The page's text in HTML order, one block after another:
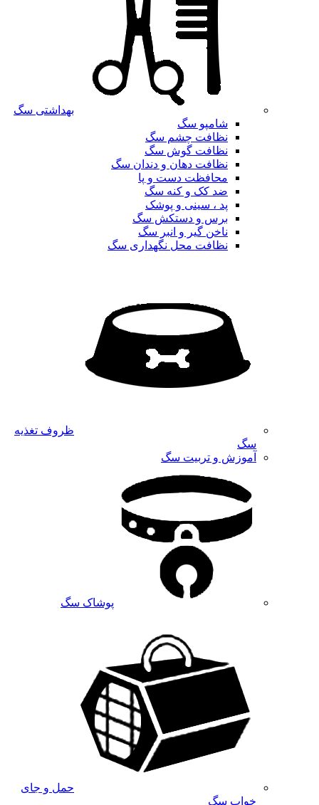
بهداشتی سگ
شامپو سگ
نظافت چشم سگ
نظافت گوش سگ
نظافت دهان و دندان سگ
محافظت دست و پا
ضد کک و کنه سگ
پد ، سینی و پوشک
برس و دستکش سگ
ناخن گیر و انبر سگ
نظافت محل نگهداری سگ
ظروف تغذیه
سگ
آموزش و تربیت سگ
پوشاک سگ
حمل و جای
خواب سگ